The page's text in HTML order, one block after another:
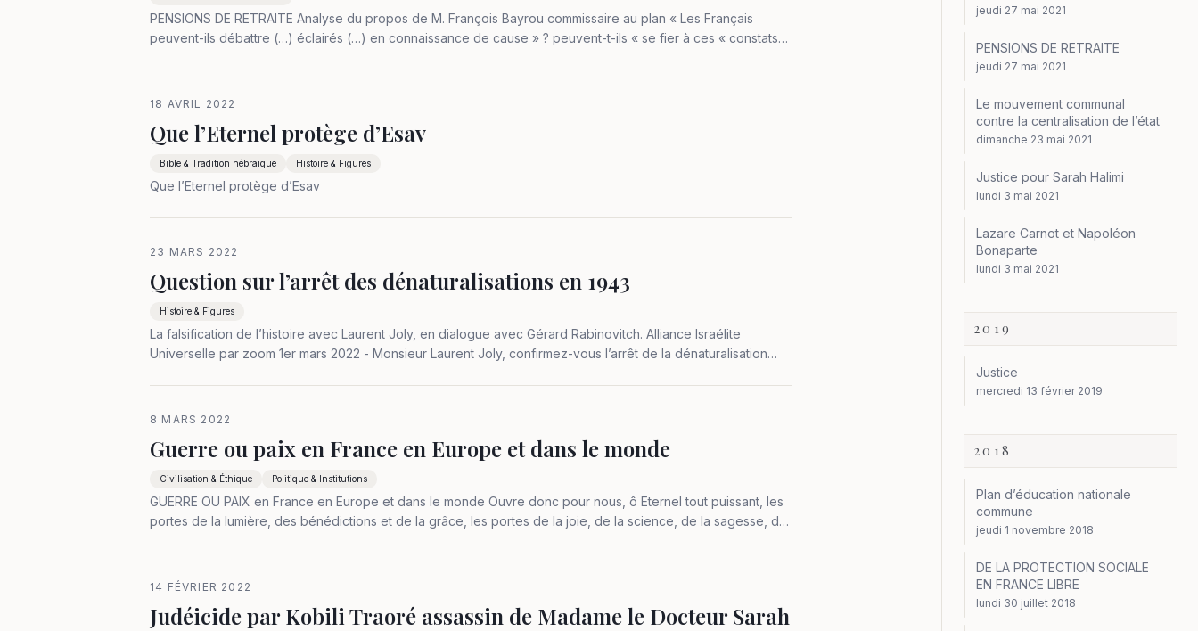
PENSIONS DE RETRAITE Analyse du propos de M. François Bayrou commissaire au plan « Les Français
peuvent-ils débattre (…) éclairés (…) en connaissance de cause » ? peuvent-t-ils « se fier à ces « constats
18 AVRIL 2022
Que l’Eternel protège d’Esav
Bible & Tradition hébraïque Histoire & Figures
Que l’Eternel protège d’Esav
23 MARS 2022
Question sur l’arrêt des dénaturalisations en 1943
Histoire & Figures
La falsification de l’histoire avec Laurent Joly, en dialogue avec Gérard Rabinovitch. Alliance Israélite
Universelle par zoom 1er mars 2022 - Monsieur Laurent Joly, confirmez-vous l’arrêt de la dénaturalisation
8 MARS 2022
Guerre ou paix en France en Europe et dans le monde
Civilisation & Éthique Politique & Institutions
GUERRE OU PAIX en France en Europe et dans le monde Ouvre donc pour nous, ô Eternel tout puissant, les
portes de la lumière, des bénédictions et de la grâce, les portes de la joie, de la science, de la sagesse, de
14 FÉVRIER 2022
Judéicide par Kobili Traoré assassin de Madame le Docteur Sarah
jeudi 27 mai 2021
PENSIONS DE RETRAITE
jeudi 27 mai 2021
Le mouvement communal
contre la centralisation de l’état
dimanche 23 mai 2021
Justice pour Sarah Halimi
lundi 3 mai 2021
Lazare Carnot et Napoléon
Bonaparte
lundi 3 mai 2021
2019
Justice
mercredi 13 février 2019
2018
Plan d’éducation nationale
commune
jeudi 1 novembre 2018
DE LA PROTECTION SOCIALE
EN FRANCE LIBRE
lundi 30 juillet 2018